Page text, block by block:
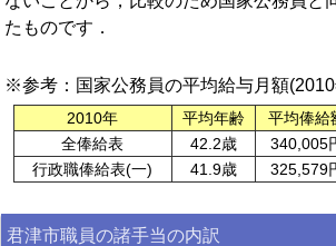
たものです．
※参考：国家公務員の平均給与月額
2010年 平均年齢 平均俸給
全俸給表
42.2歳 340,005
行政職俸給表(一)
41.9歳 325,579
君津市職員の諸手当の内訳